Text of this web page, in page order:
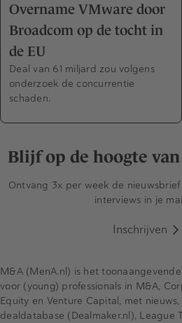
Overname VMware door
Broadcom op de tocht in
de EU
Deal van 61 miljard zou volgens
onderzoek de concurrentie
schaden.
Blijf op de hoogte
Ontvang 3x per week de
interviews in je
Inschrijven
M&A (MenA.nl) is het
voor (young) professionals in M&A,
Equity en Venture Capital, met
dealdatabase (Dealmaker.nl), League